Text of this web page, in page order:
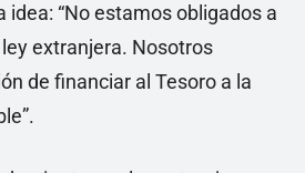
idea: “No estamos obligados a
extranjera. Nosotros
de financiar al Tesoro a la